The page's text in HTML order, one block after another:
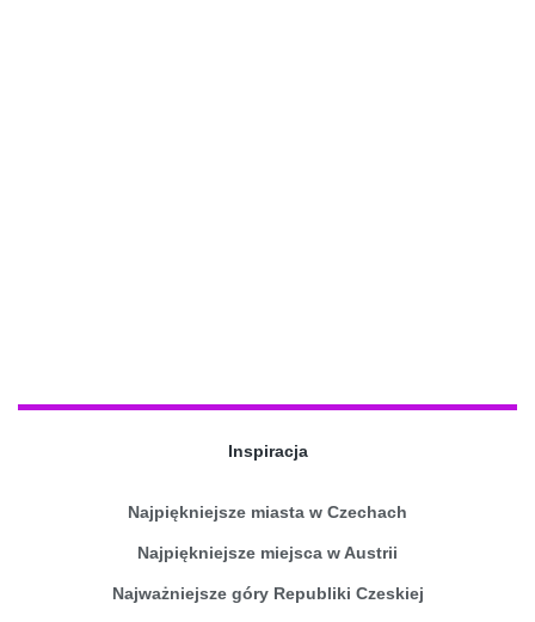
Inspiracja
Najpiękniejsze miasta w Czechach
Najpiękniejsze miejsca w Austrii
Najważniejsze góry Republiki Czeskiej